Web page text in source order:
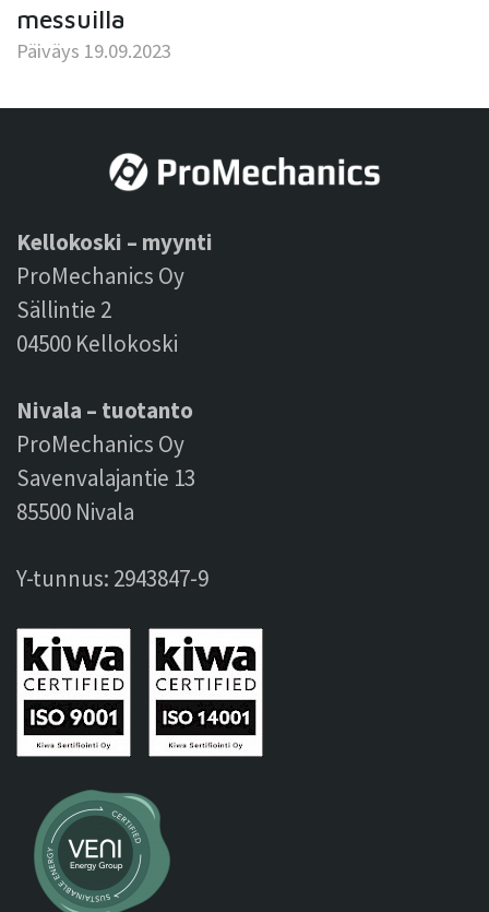
messuilla
Päiväys 19.09.2023
Kellokoski – myynti
ProMechanics Oy
Sällintie 2
04500 Kellokoski
Nivala – tuotanto
ProMechanics Oy
Savenvalajantie 13
85500 Nivala
Y-tunnus: 2943847-9